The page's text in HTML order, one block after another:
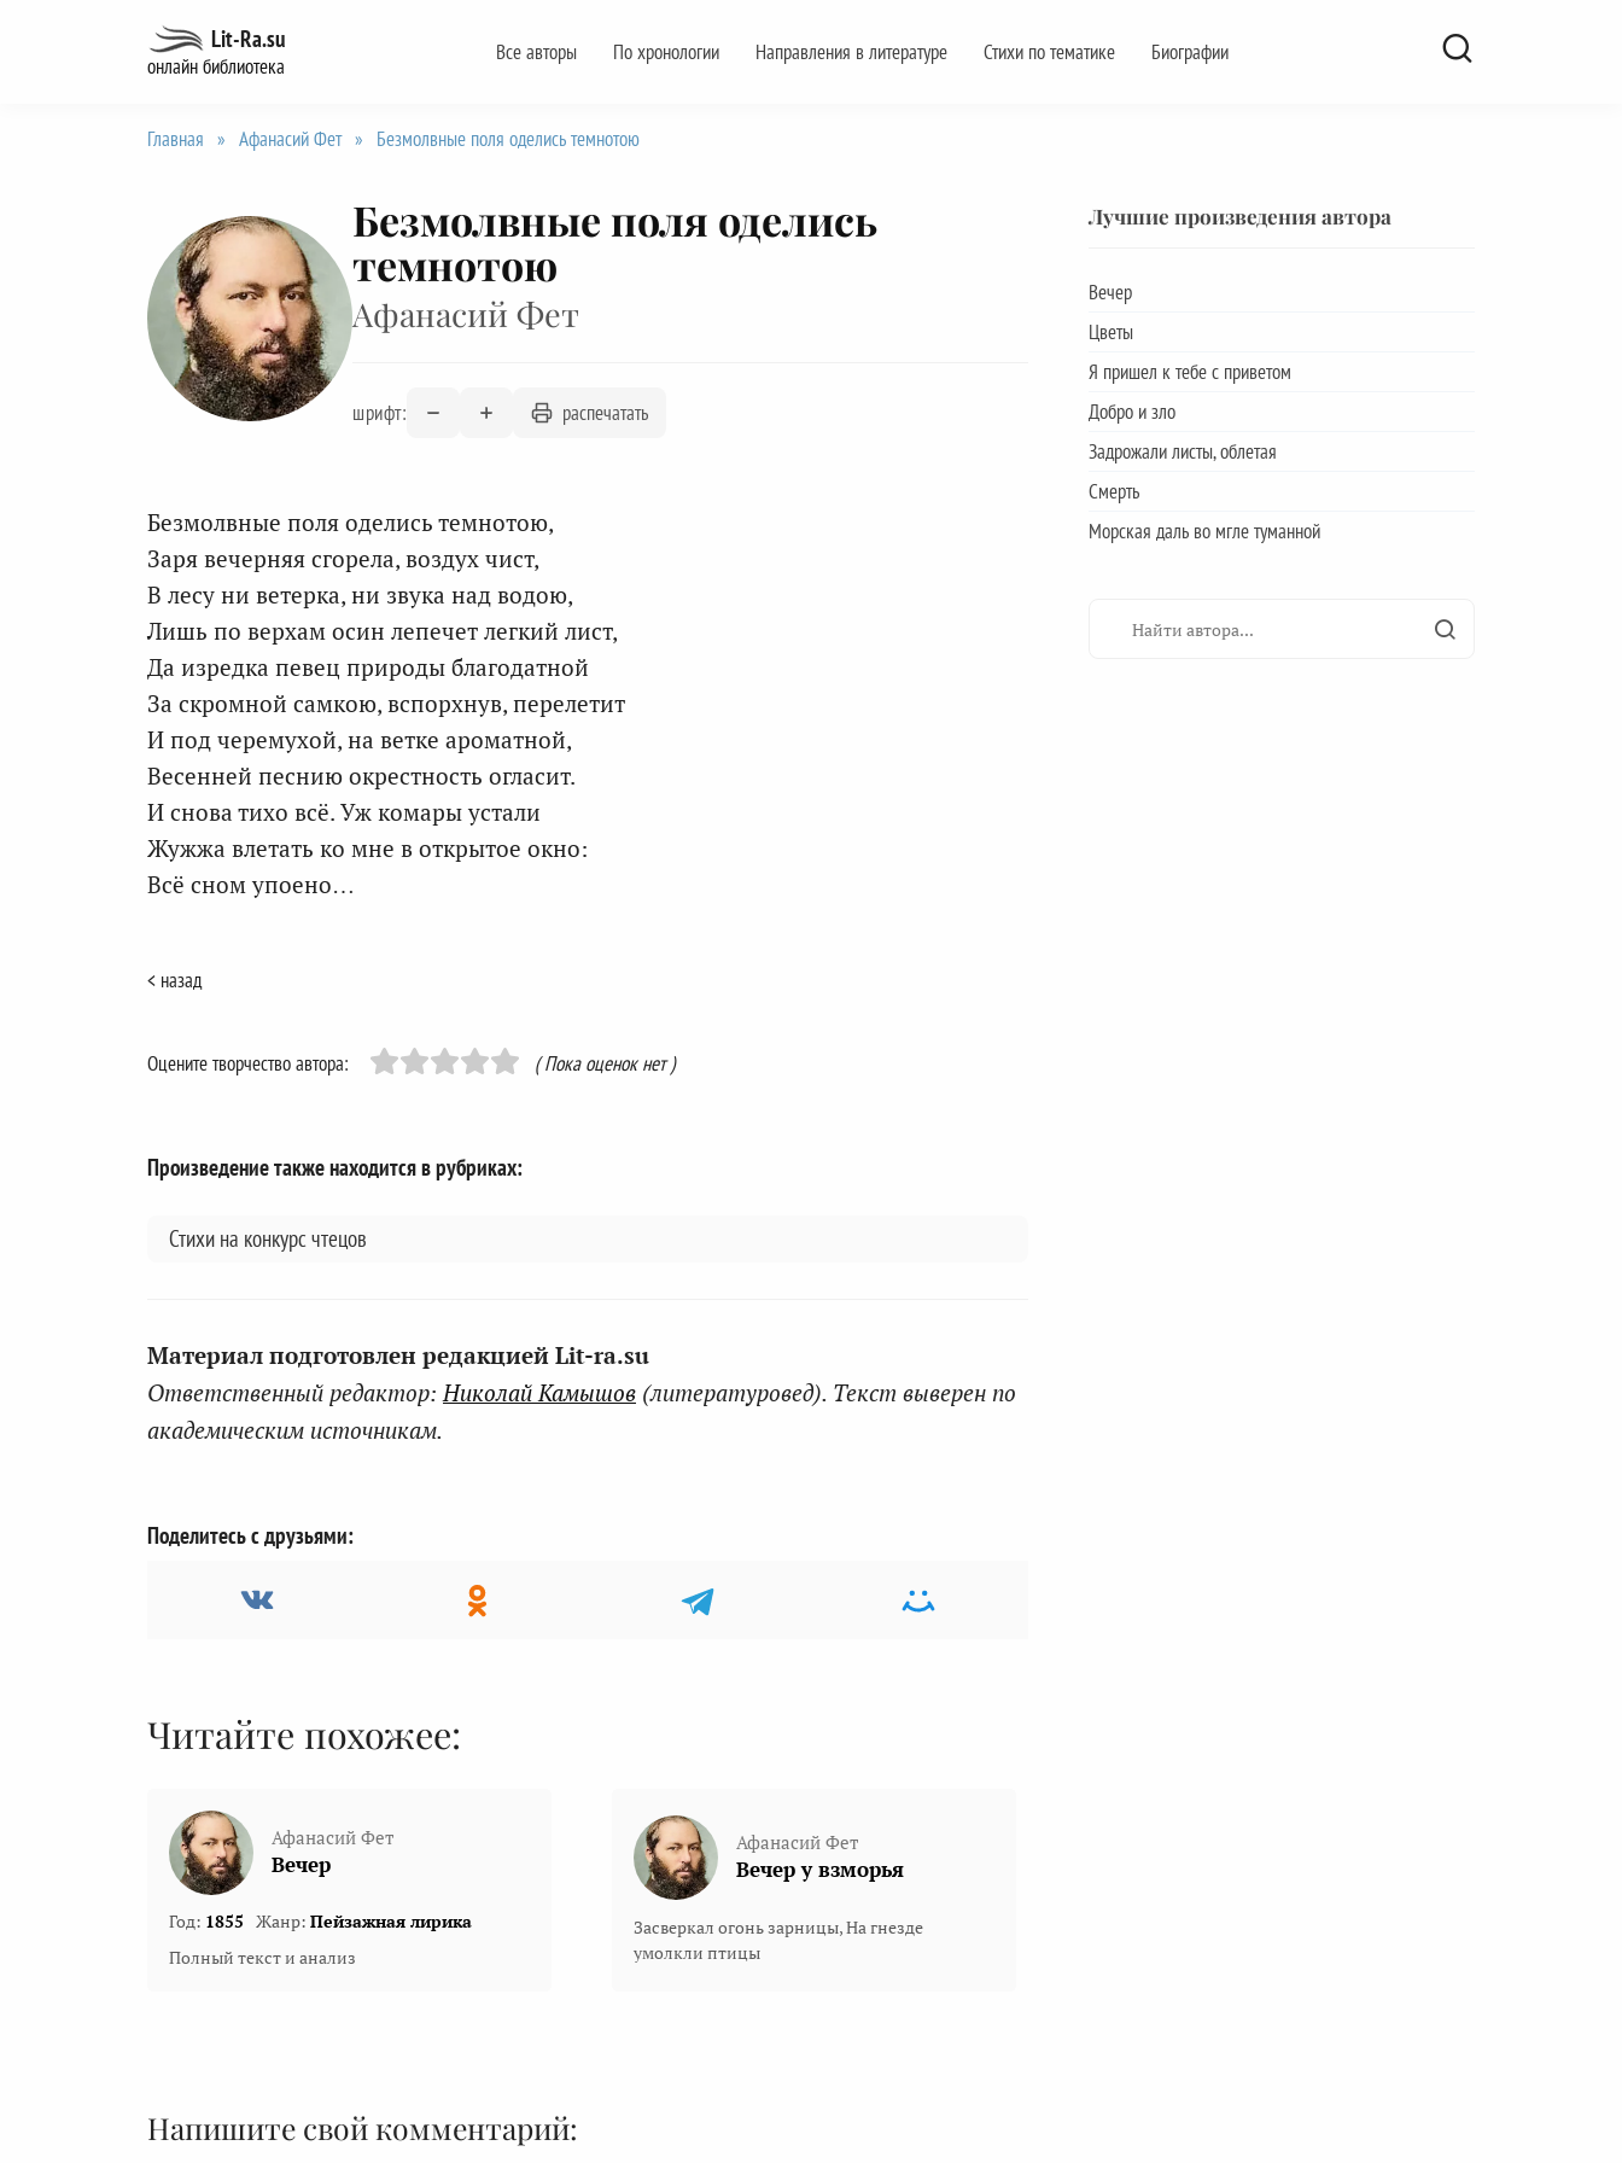
Lit-Ra.su
онлайн библиотека
Все авторы По хронологии Направления в литературе Стихи по тематике Биографии
Главная » Афанасий Фет » Безмолвные поля оделись темнотою
Безмолвные поля оделись
темнотою
Афанасий Фет
шрифт: распечатать
Безмолвные поля оделись темнотою,
Заря вечерняя сгорела, воздух чист,
В лесу ни ветерка, ни звука над водою,
Лишь по верхам осин лепечет легкий лист,
Да изредка певец природы благодатной
За скромной самкою, вспорхнув, перелетит
И под черемухой, на ветке ароматной,
Весенней песнию окрестность огласит.
И снова тихо всё. Уж комары устали
Жужжа влетать ко мне в открытое окно:
Всё сном упоено…
< назад
Оцените творчество автора: ( Пока оценок нет )
Произведение также находится в рубриках:
Стихи на конкурс чтецов
Материал подготовлен редакцией Lit-ra.su
Ответственный редактор:Николай Камышов (литературовед). Текст выверен по
академическим источникам.
Поделитесь с друзьями:
Читайте похожее:
Афанасий Фет
Вечер
Год: 1855 Жанр: Пейзажная лирика
Полный текст и анализ
Афанасий Фет
Вечер у взморья
Засверкал огонь зарницы, На гнезде
умолкли птицы
Напишите свой комментарий:
Лучшие произведения автора
Вечер
Цветы
Я пришел к тебе с приветом
Добро и зло
Задрожали листы, облетая
Смерть
Морская даль во мгле туманной